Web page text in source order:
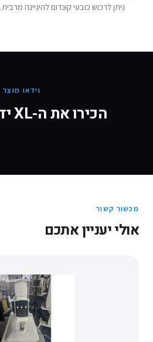
ניתן לרכוש כובעי קונדום להיגיינה מרבית.
וידאו מוצר
הכירו את ה-ידני XL
מכשור קשור
אולי יעניין אתכם